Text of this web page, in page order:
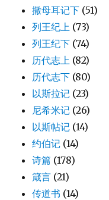
撒母耳记下 (51)
列王纪上 (73)
列王纪下 (74)
历代志上 (82)
历代志下 (80)
以斯拉记 (23)
尼希米记 (26)
以斯帖记 (14)
约伯记 (14)
诗篇 (178)
箴言 (21)
传道书 (14)